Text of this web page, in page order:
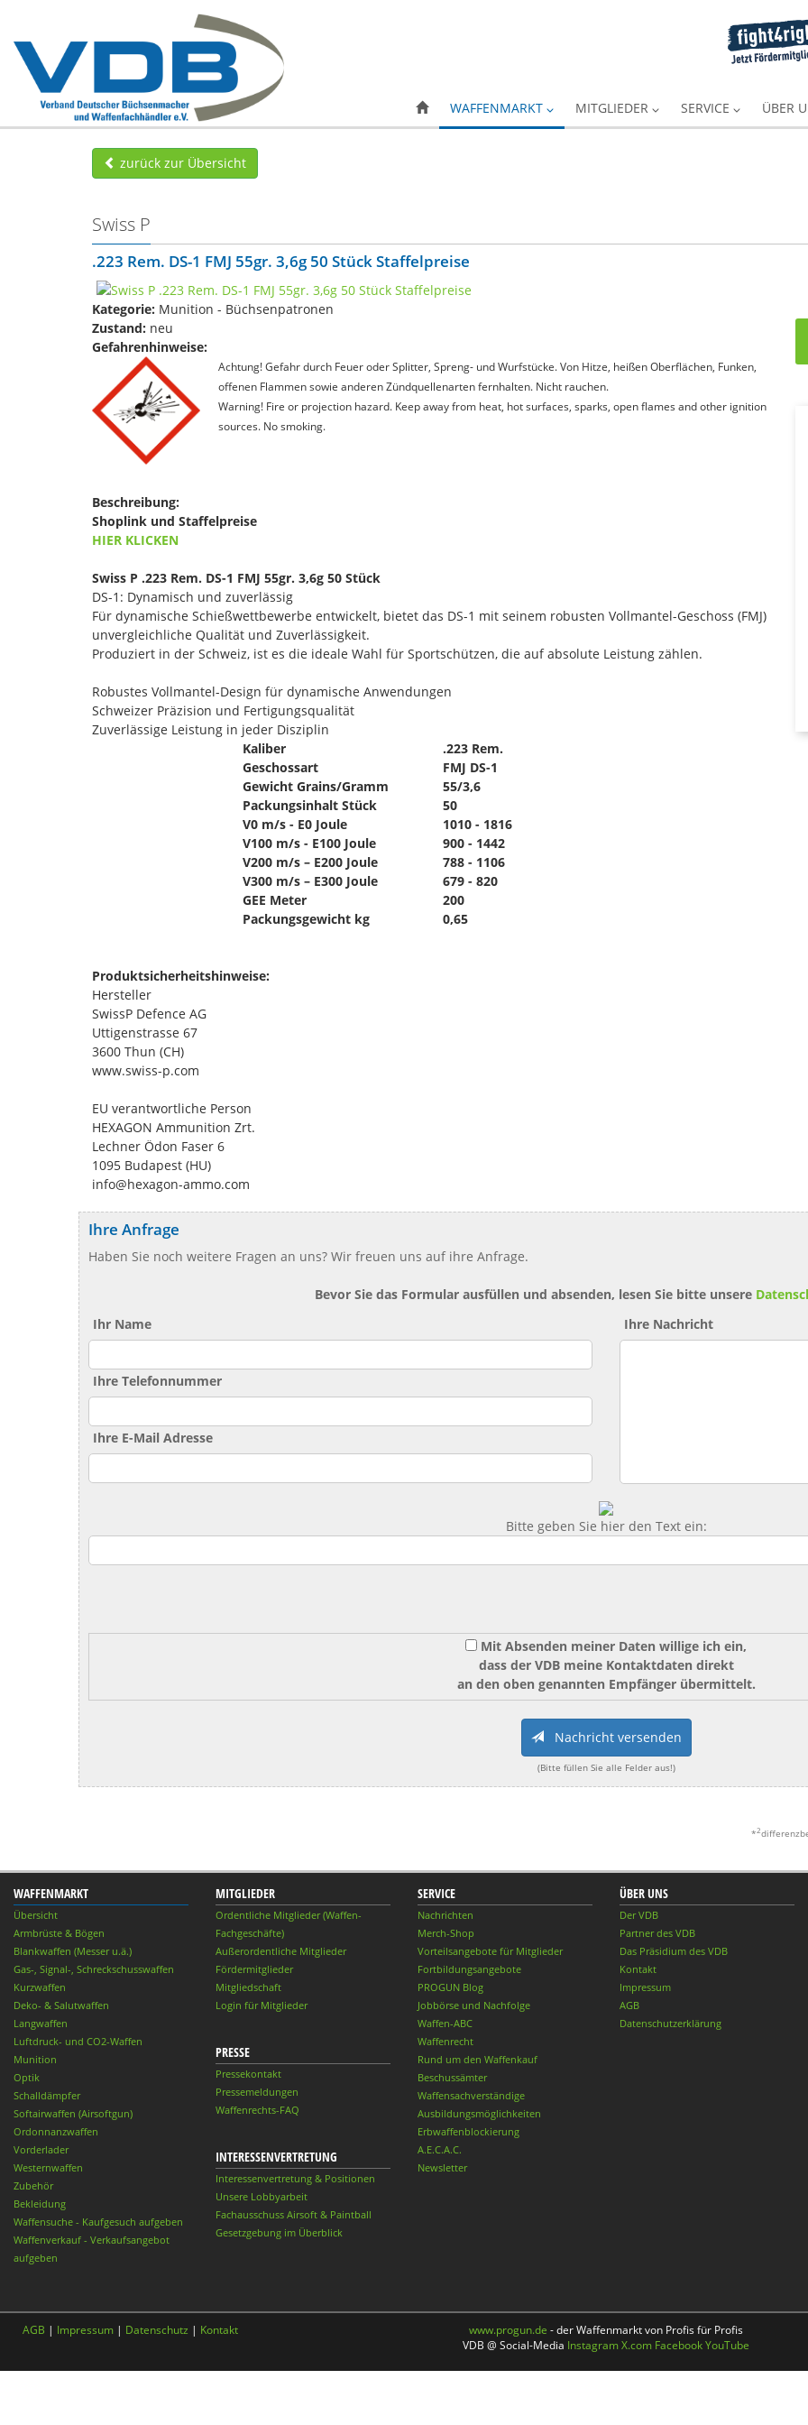
WAFFENMARKT MITGLIEDER SERVICE ÜBER
zurück zur Übersicht
Swiss P
.223 Rem. DS-1 FMJ 55gr. 3,6g 50 Stück Staffelpreise
Kategorie: Munition - Büchsenpatronen
Zustand: neu
Gefahrenhinweise:
Achtung! Gefahr durch Feuer oder Splitter, Spreng- und Wurfstücke. Von Hitze, heißen Oberflächen, Funken,
offenen Flammen sowie anderen Zündquellenarten fernhalten. Nicht rauchen.
Warning! Fire or projection hazard. Keep away from heat, hot surfaces, sparks, open flames and other ignition
sources. No smoking.
Beschreibung:
Shoplink und Staffelpreise
HIER KLICKEN
Swiss P .223 Rem. DS-1 FMJ 55gr. 3,6g 50 Stück
DS-1: Dynamisch und zuverlässig
Für dynamische Schießwettbewerbe entwickelt, bietet das DS-1 mit seinem robusten Vollmantel-Geschoss (FMJ)
unvergleichliche Qualität und Zuverlässigkeit.
Produziert in der Schweiz, ist es die ideale Wahl für Sportschützen, die auf absolute Leistung zählen.
Robustes Vollmantel-Design für dynamische Anwendungen
Schweizer Präzision und Fertigungsqualität
Zuverlässige Leistung in jeder Disziplin
Kaliber
.223 Rem.
Geschossart
FMJ DS-1
Gewicht Grains/Gramm
55/3,6
Packungsinhalt Stück
50
V0 m/s - E0 Joule
1010 - 1816
V100 m/s - E100 Joule
900 - 1442
V200 m/s – E200 Joule
788 - 1106
V300 m/s – E300 Joule
679 - 820
GEE Meter
200
Packungsgewicht kg
0,65
Produktsicherheitshinweise:
Hersteller
SwissP Defence AG
Uttigenstrasse 67
3600 Thun (CH)
www.swiss-p.com
EU verantwortliche Person
HEXAGON Ammunition Zrt.
Lechner Ödon Faser 6
1095 Budapest (HU)
info@hexagon-ammo.com
Ihre Anfrage
Haben Sie noch weitere Fragen an uns? Wir freuen uns auf ihre Anfrage.
Bevor Sie das Formular ausfüllen und absenden, lesen Sie bitte unsere
Ihr Name
Ihre Telefonnummer
Ihre E-Mail Adresse
Ihre Nachricht
Bitte geben Sie hier den Text ein:
Mit Absenden meiner Daten willige ich ein,
dass der VDB meine Kontaktdaten direkt
an den oben genannten Empfänger übermittelt.
Nachricht versenden
(Bitte füllen Sie alle Felder aus!)
*2
WAFFENMARKT
Übersicht
Armbrüste & Bögen
Blankwaffen (Messer u.ä.)
Gas-, Signal-, Schreckschusswaffen
Kurzwaffen
Deko- & Salutwaffen
Langwaffen
Luftdruck- und CO2-Waffen
Munition
Optik
Schalldämpfer
Softairwaffen (Airsoftgun)
Ordonnanzwaffen
Vorderlader
Westernwaffen
Zubehör
Bekleidung
Waffensuche - Kaufgesuch aufgeben
Waffenverkauf - Verkaufsangebot
aufgeben
MITGLIEDER
Ordentliche Mitglieder (Waffen-
Fachgeschäfte)
Außerordentliche Mitglieder
Fördermitglieder
Mitgliedschaft
Login für Mitglieder
PRESSE
Pressekontakt
Pressemeldungen
Waffenrechts-FAQ
INTERESSENVERTRETUNG
Interessenvertretung & Positionen
Unsere Lobbyarbeit
Fachausschuss Airsoft & Paintball
Gesetzgebung im Überblick
SERVICE
Nachrichten
Merch-Shop
Vorteilsangebote für Mitglieder
Fortbildungsangebote
PROGUN Blog
Jobbörse und Nachfolge
Waffen-ABC
Waffenrecht
Rund um den Waffenkauf
Beschussämter
Waffensachverständige
Ausbildungsmöglichkeiten
Erbwaffenblockierung
A.E.C.A.C.
Newsletter
ÜBER UNS
Der VDB
Partner des VDB
Das Präsidium des VDB
Kontakt
Impressum
AGB
Datenschutzerklärung
AGB | Impressum | Datenschutz | Kontakt www.progun.de - der Waffenmarkt von Profis für Profis
VDB @ Social-Media InstagramX.com FacebookYouTube